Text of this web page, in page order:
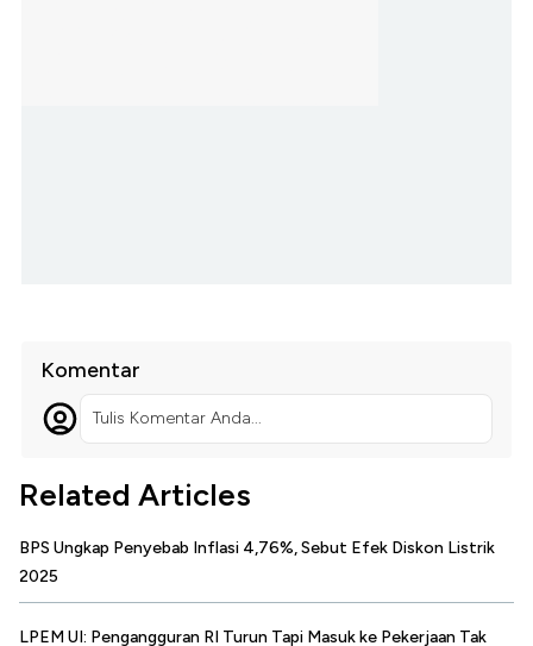
Komentar
Tulis Komentar Anda...
Related Articles
BPS Ungkap Penyebab Inflasi 4,76%, Sebut Efek Diskon Listrik
2025
LPEM UI: Pengangguran RI Turun Tapi Masuk ke Pekerjaan Tak